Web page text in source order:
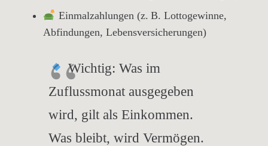
Einmalzahlungen(z. B. Lottogewinne,
Abfindungen, Lebensversicherungen)
Wichtig: Was im
Zuflussmonat ausgegeben
wird, gilt als Einkommen.
Was bleibt, wird Vermögen.